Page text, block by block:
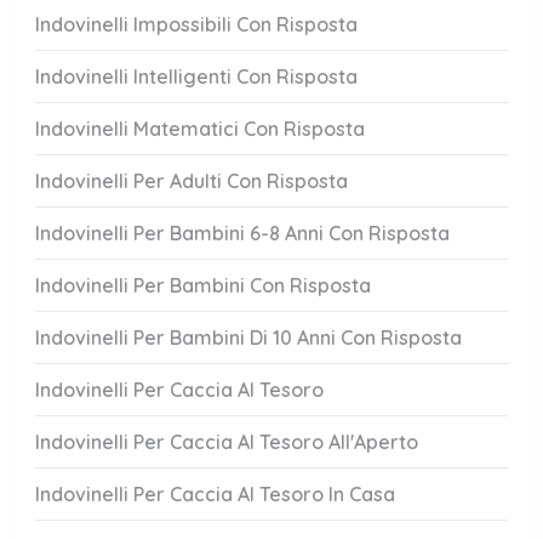
Indovinelli Impossibili Con Risposta
Indovinelli Intelligenti Con Risposta
Indovinelli Matematici Con Risposta
Indovinelli Per Adulti Con Risposta
Indovinelli Per Bambini 6-8 Anni Con Risposta
Indovinelli Per Bambini Con Risposta
Indovinelli Per Bambini Di 10 Anni Con Risposta
Indovinelli Per Caccia Al Tesoro
Indovinelli Per Caccia Al Tesoro All'Aperto
Indovinelli Per Caccia Al Tesoro In Casa